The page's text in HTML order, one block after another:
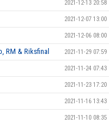
2021-12-13 20:58
2021-12-07 13:00
2021-12-06 08:00
RM & Riksfinal 2021-11-29 07:59
2021-11-24 07:43
2021-11-23 17:20
2021-11-16 13:43
2021-11-10 08:35